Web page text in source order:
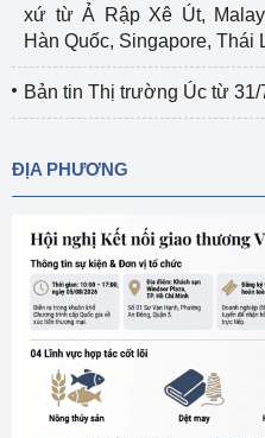
xứ từ Ả Rập Xê Út,
Hàn Quốc, Singapore, Thái
Bản tin Thị trường Úc từ 31/
ĐỊA PHƯƠNG